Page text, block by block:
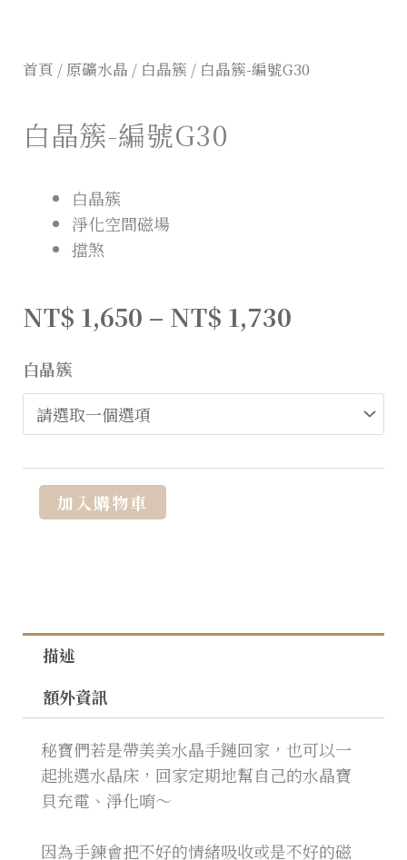
首頁 / 原礦水晶 / 白晶簇 / 白晶簇-編號G30
白晶簇-編號G30
白晶簇
淨化空間磁場
擋煞
NT$ 1,650 – NT$ 1,730
白晶簇
加入購物車
描述
額外資訊
秘寶們若是帶美美水晶手鏈回家，也可以一
起挑選水晶床，回家定期地幫自己的水晶寶
貝充電、淨化唷～
因為手鍊會把不好的情緒吸收或是不好的磁